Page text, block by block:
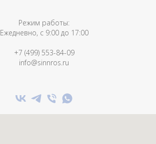
Режим работы:
Ежедневно, с 9:00 до 17:00
+7 (499) 553-84-09
info@sinnros.ru